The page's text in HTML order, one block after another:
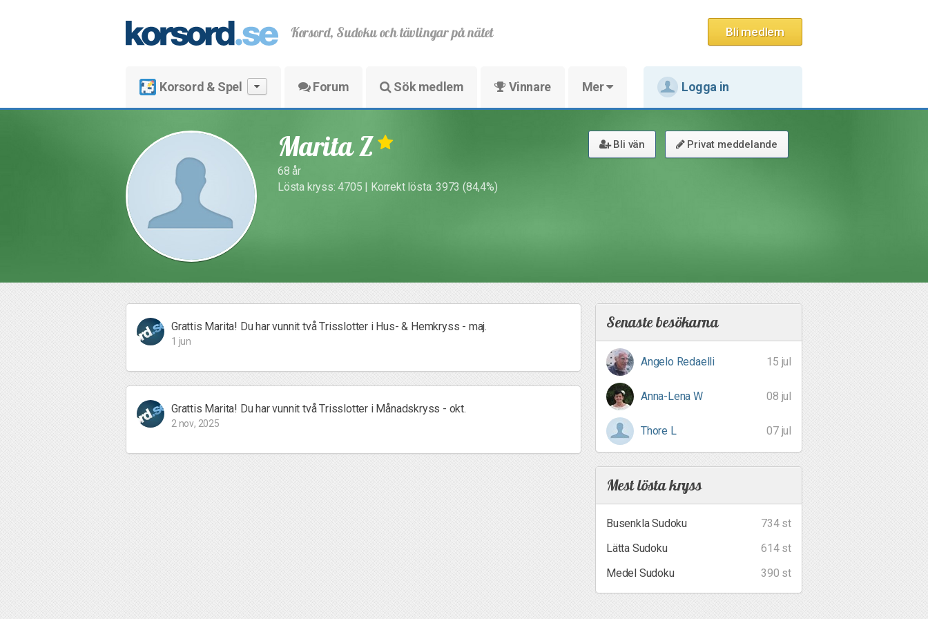
Bli medlem
Korsord, Sudoku och tävlingar på nätet
Korsord & Spel Forum Sök medlem Vinnare Mer Logga in
Marita Z
68 år
Lösta kryss: 4705 | Korrekt lösta: 3973 (84,4%)
Bli vän Privat meddelande
Grattis Marita! Du har vunnit två Trisslotter i Hus- & Hemkryss - maj.
1 jun
Grattis Marita! Du har vunnit två Trisslotter i Månadskryss - okt.
2 nov, 2025
Senaste besökarna
Angelo Redaelli 15 jul
Anna-Lena W 08 jul
Thore L 07 jul
Mest lösta kryss
Busenkla Sudoku
734 st
Lätta Sudoku
614 st
Medel Sudoku
390 st